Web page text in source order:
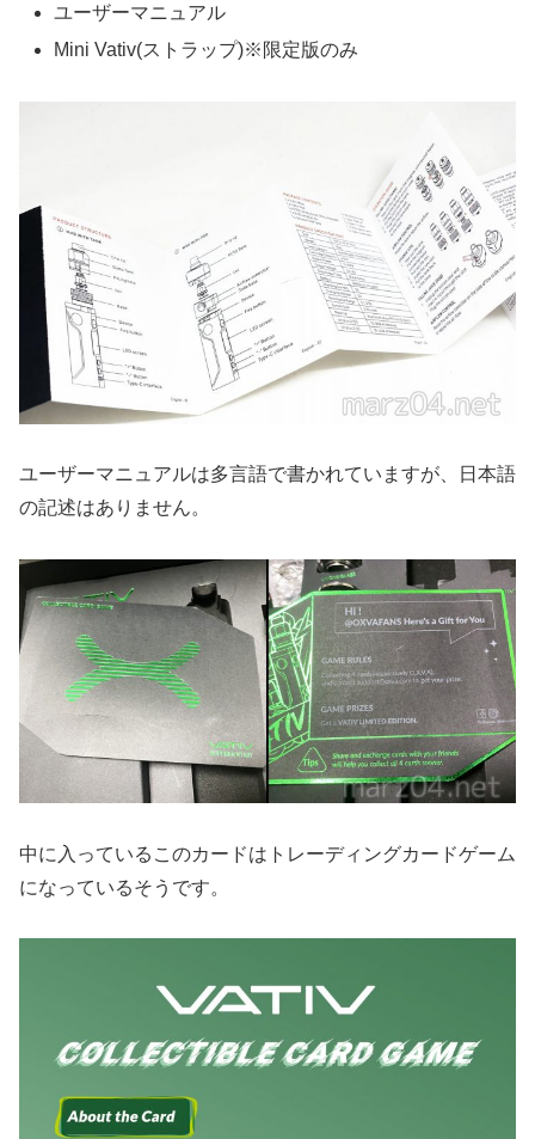
ユーザーマニュアル
Mini Vativ(ストラップ)※限定版のみ
ユーザーマニュアルは多言語で書かれていますが、日本語
の記述はありません。
中に入っているこのカードはトレーディングカードゲーム
になっているそうです。